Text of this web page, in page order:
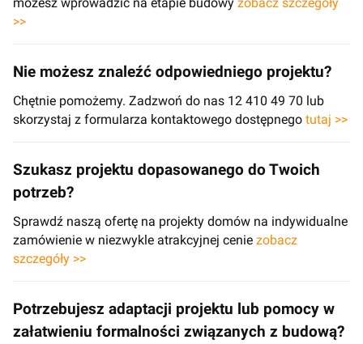
>>
Nie możesz znaleźć odpowiedniego projektu?
Chętnie pomożemy. Zadzwoń do nas 12 410 49 70 lub
skorzystaj z formularza kontaktowego dostępnego tutaj >>
Szukasz projektu dopasowanego do Twoich
potrzeb?
Sprawdź naszą ofertę na projekty domów na indywidualne
zamówienie w niezwykle atrakcyjnej cenie zobacz
szczegóły >>
Potrzebujesz adaptacji projektu lub pomocy w
załatwieniu formalności związanych z budową?